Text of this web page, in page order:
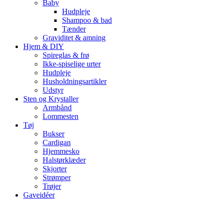
Baby
Hudpleje
Shampoo & bad
Tænder
Graviditet & amning
Hjem & DIY
Spireglas & frø
Ikke-spiselige urter
Hudpleje
Husholdningsartikler
Udstyr
Sten og Krystaller
Armbånd
Lommesten
Tøj
Bukser
Cardigan
Hjemmesko
Halstørklæder
Skjorter
Strømper
Trøjer
Gaveidéer